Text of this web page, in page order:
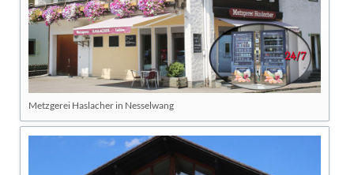
Metzgerei Haslacher in Nesselwang